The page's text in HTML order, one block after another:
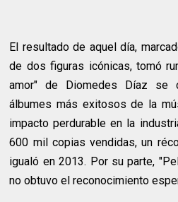
El resultado de aquel día,
de dos figuras icónicas, tomó
amor" de Diomedes Díaz se
álbumes más exitosos de la
impacto perdurable en la
600 mil copias vendidas, un
igualó en 2013. Por su parte,
no obtuvo el reconocimiento